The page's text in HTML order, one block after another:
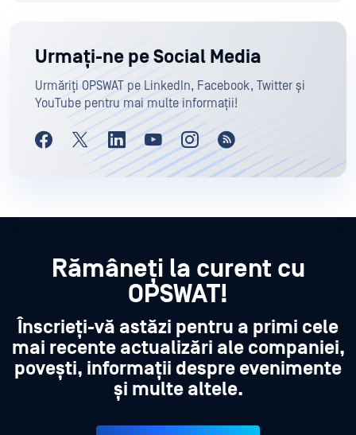
Urmați-ne pe Social Media
Urmăriți OPSWAT pe LinkedIn, Facebook, Twitter și
YouTube pentru mai multe informații!
Rămâneți la curent cu
OPSWAT!
Înscrieți-vă astăzi pentru a primi cele
mai recente actualizări ale companiei,
povești, informații despre evenimente
și multe altele.